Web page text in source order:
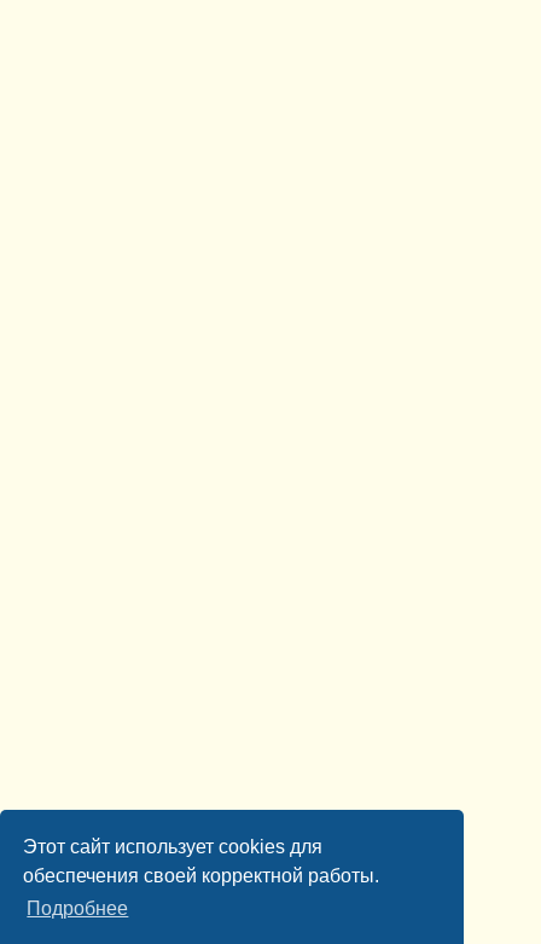
Этот сайт использует cookies для
обеспечения своей корректной работы.
Подробнее